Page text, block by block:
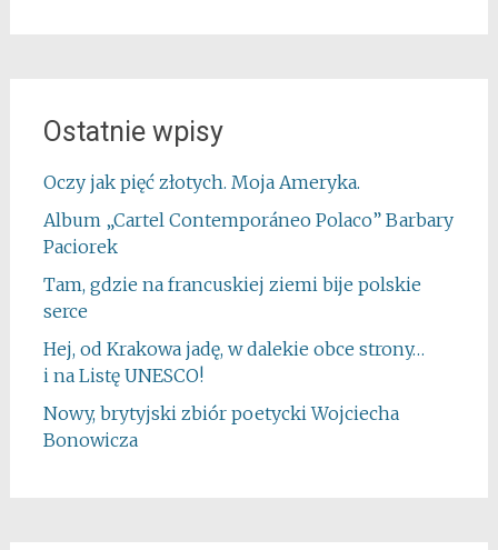
Ostatnie wpisy
Oczy jak pięć złotych. Moja Ameryka.
Album „Cartel Contemporáneo Polaco” Barbary
Paciorek
Tam, gdzie na francuskiej ziemi bije polskie
serce
Hej, od Krakowa jadę, w dalekie obce strony…
i na Listę UNESCO!
Nowy, brytyjski zbiór poetycki Wojciecha
Bonowicza